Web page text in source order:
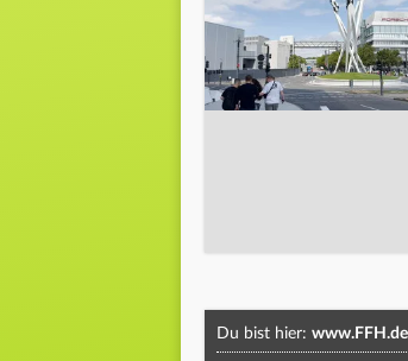
Du bist hier: www.FFH.de